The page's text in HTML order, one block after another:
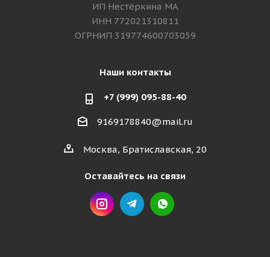
ИП Нестёркина МА
ИНН 772021310811
ОГРНИП 319774600703059
Наши контакты
+7 (999) 095-88-40
9169178840@mail.ru
Москва, Братиславская, 20
Оставайтесь на связи